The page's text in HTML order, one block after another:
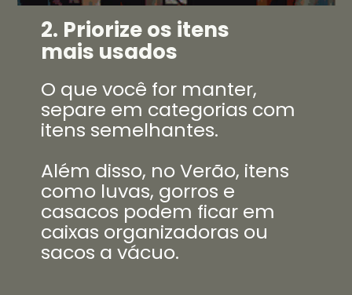
O que você for manter,
separe em categorias com
itens semelhantes.
Além disso, no Verão, itens
como luvas, gorros e
casacos podem ficar em
caixas organizadoras ou
sacos a vácuo.
2. Priorize os itens
mais usados